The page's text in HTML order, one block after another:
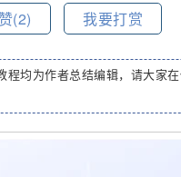
(2) 我要打赏
均为作者总结编辑，请大家